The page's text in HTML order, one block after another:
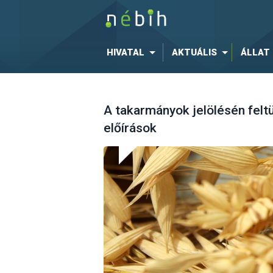
HIVATAL AKTUÁLIS ÁLLAT
A takarmányok jelölésén
előírások